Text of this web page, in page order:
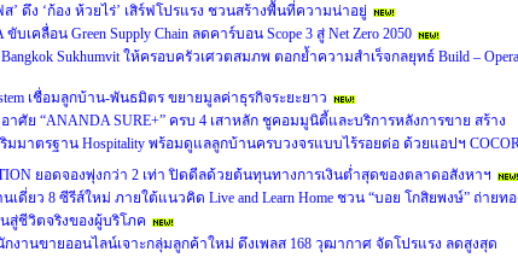
’ ดึง ‘ก้อง ห้วยไร่’ เสิร์ฟโปรแรง ชวนสร้างพื้นที่ความน่าอยู่
บเคลื่อน Green Supply Chain ลดคาร์บอน Scope 3 สู่ Net Zero 2050
Sukhumvit ให้ครอบครัวเศวตสมภพ ตอกย้ำความสำเร็จกลยุทธ์ Build –
เชื่อมลูกบ้าน-พันธมิตร ขยายมูลค่าธุรกิจระยะยาว
ศัย “ANANDA SURE+” ครบ 4 เสาหลัก ชูคอมมูนิตี้และบริการหลังการขาย สร้าง
สริมมาตรฐาน Hospitality พร้อมดูแลลูกบ้านครบวงจรแบบไร้รอยต่อ ด้วยแอปฯ
ยอดจองพุ่งกว่า 2 เท่า ปิดดีลด้วยต้นทุนทางการเงินต่ำสุดของตลาดอสังหาฯ
ดี่ยว 8 ซีรีส์ใหม่ ภายใต้แนวคิด Live and Learn Home ชวน “บอย โกสิยพงษ์” ถ่ายท
นสู่ชีวิตจริงของผู้บริโภค
งานขายออนไลน์เจาะกลุ่มลูกค้าใหม่ ดึงเพลส 168 วุฒากาศ จัดโปรแรง ลดสูงสุด